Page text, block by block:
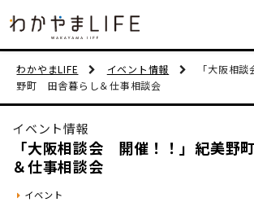
イベント情報
移住支援
人に会う
わかやまLIFE イベント情報
「大阪相
野町 田舎暮らし＆仕事相談会
イベント情報
「大阪相談会 開催！！」紀美野
＆仕事相談会
イベント